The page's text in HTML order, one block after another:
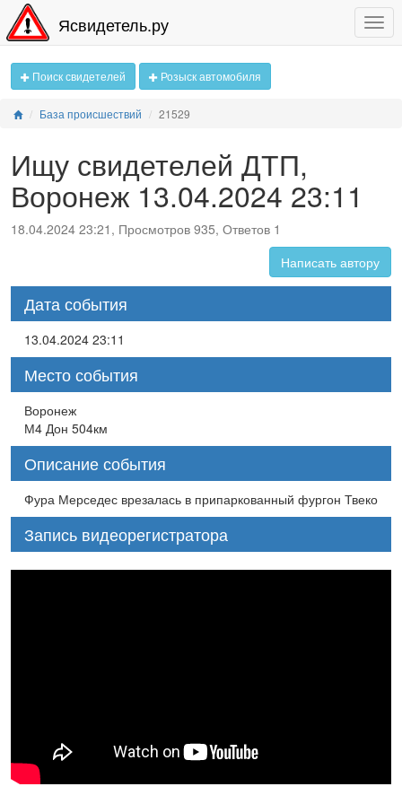
Ясвидетель.ру
Поиск свидетелей Розыск автомобиля
База происшествий 21529
Ищу свидетелей ДТП,
Воронеж 13.04.2024 23:11
18.04.2024 23:21, Просмотров 935, Ответов 1
Написать автору
Дата события
13.04.2024 23:11
Место события
Воронеж
М4 Дон 504км
Описание события
Фура Мерседес врезалась в припаркованный фургон Твеко
Запись видеорегистратора